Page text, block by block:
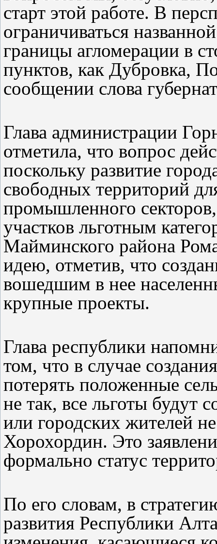
старт этой работе. В
ограничиваться
границы агломерации в
пунктов, как Дубровка,
сообщении слова
Глава администрации
отметила, что вопрос
поскольку развитие
свободных территорий
промышленного
участков льготным
Майминского района
идею, отметив, что
вошедшим в нее
крупные проекты.
Глава республики
том, что в случае
потерять положенные
не так, все льготы будут
или городских жителей
Хорохордин. Это
формально статус
По его словам, в
развития Республики